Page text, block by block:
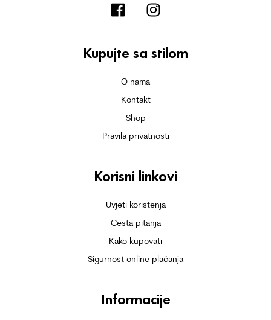
Kupujte sa stilom
O nama
Kontakt
Shop
Pravila privatnosti
Korisni linkovi
Uvjeti korištenja
Česta pitanja
Kako kupovati
Sigurnost online plaćanja
Informacije